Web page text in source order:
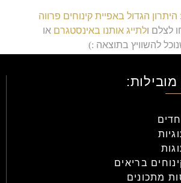
היתרון הגדול באפיית קינוחים פרווה
לצלם ולתייג אותנו באינסטגרם או
להשוויץ בתוצאה :)
מובילות:
בריאים
מתכונים